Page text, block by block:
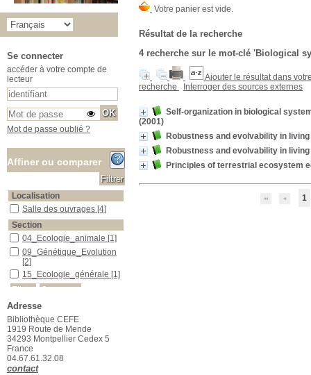
Résultat de la recherche
4recherche sur le mot-clé 'Biological
Ajouter le résultat dans
recherche
Interroger des sources externes
Self-organization in biological
(2001)
Robustness and evolvability in
Robustness and evolvability in
Principles of terrestrial ecosystem
1
Se connecter
accéder à votre compte de
lecteur
Mot de passe oublié ?
Affiner ou comparer
Localisation
Salle des ouvrages
Salle des ouvrages [4]
Section
04_Ecologie_animale
04_Ecologie_animale [1]
09_Génétique_Evolution
09_Génétique_Evolution
[2]
15_Ecologie_générale
15_Ecologie_générale [1]
Adresse
Bibliothèque CEFE
1919 Route de Mende
34293 Montpellier Cedex 5
France
04.67.61.32.08
contact